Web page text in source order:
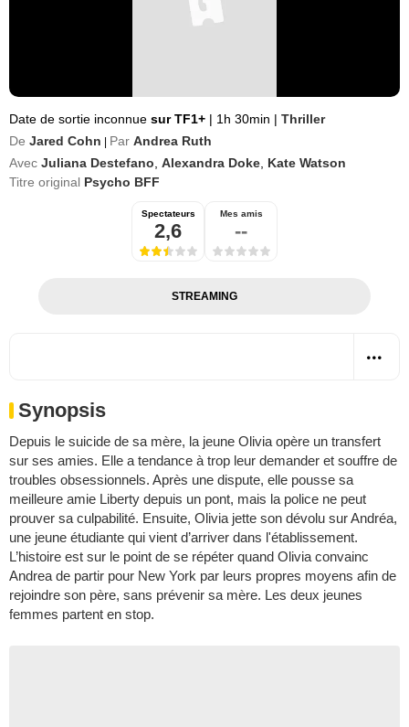
Date de sortie inconnue sur TF1+ | 1h 30min | Thriller
De Jared Cohn Par Andrea Ruth
Avec Juliana Destefano Alexandra Doke Kate Watson
Titre original Psycho BFF
Spectateurs
2,6
Mes amis
--
STREAMING
Synopsis
Depuis le suicide de sa mère, la jeune Olivia opère un transfert
sur ses amies. Elle a tendance à trop leur demander et souffre de
troubles obsessionnels. Après une dispute, elle pousse sa
meilleure amie Liberty depuis un pont, mais la police ne peut
prouver sa culpabilité. Ensuite, Olivia jette son dévolu sur Andréa,
une jeune étudiante qui vient d’arriver dans l'établissement.
L’histoire est sur le point de se répéter quand Olivia convainc
Andrea de partir pour New York par leurs propres moyens afin de
rejoindre son père, sans prévenir sa mère. Les deux jeunes
femmes partent en stop.